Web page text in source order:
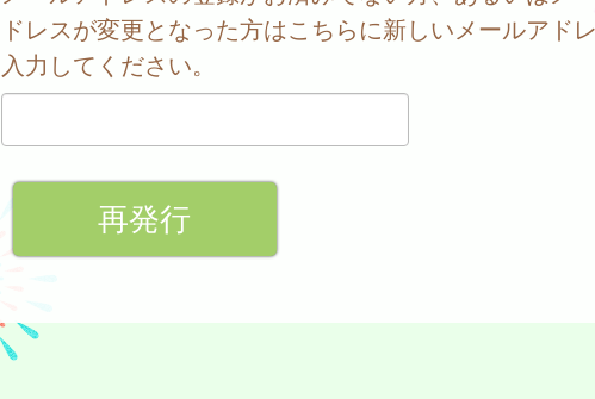
ドレスが変更となった方はこちらに新しいメールアド
入力してください。